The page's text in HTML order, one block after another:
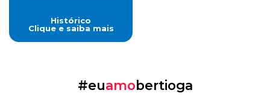
Histórico
Clique e saiba mais
#euamobertioga